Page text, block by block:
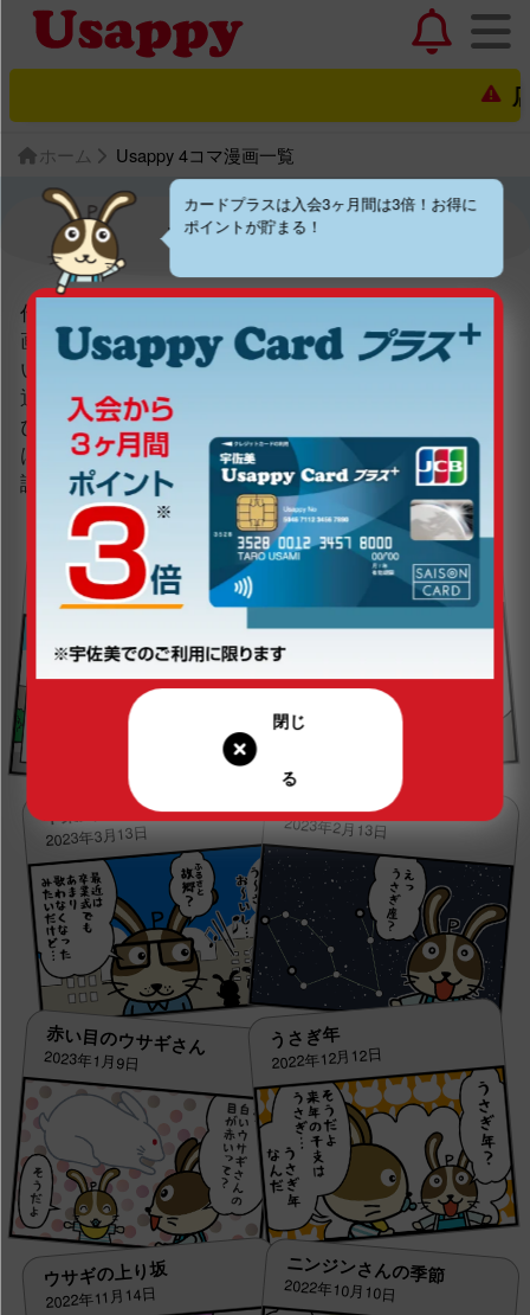
店
ホーム Usappy 4コマ漫画一覧
Usappy 4コマ漫画
作者の体調不良により休載していた『Usappy 4コマ漫
画』につきまして、連載再開を目指して回復に努めて
いただいておりましたが体調が芳しくなく、再開の見
通しが立たないことから、やむなく連載を終了する運
びとなりました。再開をお待ちいただいていた皆様に
は大変申し訳ございません。これまでご愛読いただき
誠にありがとうございました。
ドライブデートのお弁当
2023年5月8日
2023年3月13日 2023年2月13日
赤い目のウサギさん
2023年1月9日
うさぎ年
2022年12月12日
ウサギの上り坂
2022年11月14日
ニンジンさんの季節
2022年10月10日
カードプラスは入会3ヶ月間は3倍！お得に
ポイントが貯まる！